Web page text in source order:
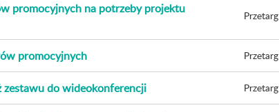
promocyjnych na potrzeby projektu
Przetarg
promocyjnych Przetarg
zestawu do wideokonferencji Przetarg